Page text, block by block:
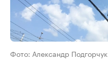
Фото: Александр Подгорчук